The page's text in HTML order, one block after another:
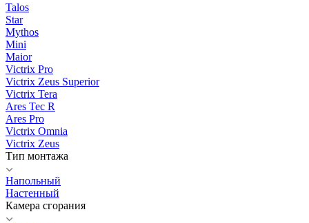
Talos
Star
Mythos
Mini
Maior
Victrix Pro
Victrix Zeus Superior
Victrix Tera
Ares Tec R
Ares Pro
Victrix Omnia
Victrix Zeus
Тип монтажа
Напольный
Настенный
Камера сгорания